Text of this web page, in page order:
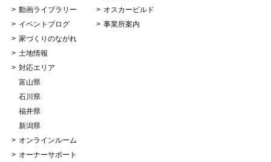
動画ライブラリー
イベントブログ
家づくりのながれ
土地情報
対応エリア
富山県
石川県
福井県
新潟県
オンラインルーム
オーナーサポート
オスカービルド
事業所案内